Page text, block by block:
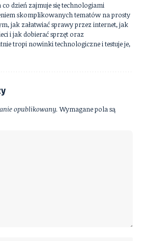
dzień zajmuje się technologiami
skomplikowanych tematów na prosty
jak załatwiać sprawy przez internet, jak
i jak dobierać sprzęt oraz
tropi nowinki technologiczne i testuje je,
opublikowany. Wymagane pola są